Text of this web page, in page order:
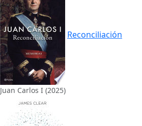
Reconciliación
Juan Carlos I (2025)